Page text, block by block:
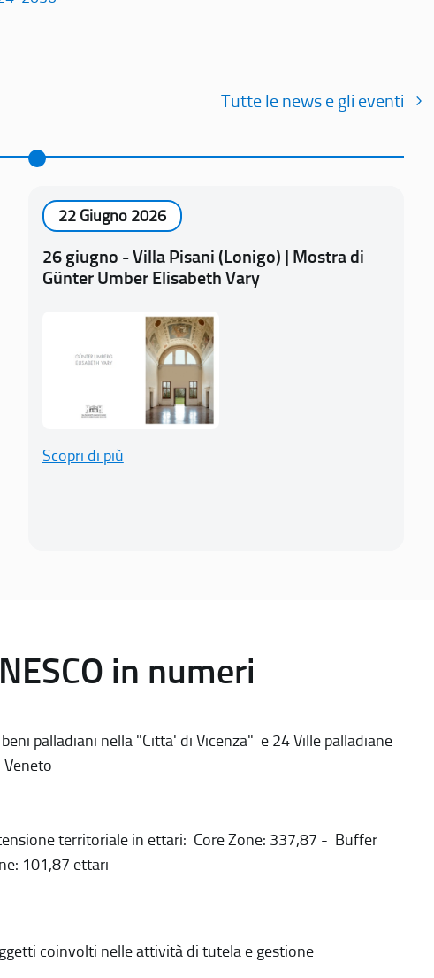
Tutte le news e gli eventi
22 Giugno 2026
26 giugno - Villa Pisani (Lonigo) | Mostra di
Günter Umber Elisabeth Vary
Scopri di più
in numeri
palladiani nella "Citta' di Vicenza" e 24 Ville palladiane
Veneto
territoriale in ettari: Core Zone: 337,87 - Buffer
101,87 ettari
coinvolti nelle attività di tutela e gestione